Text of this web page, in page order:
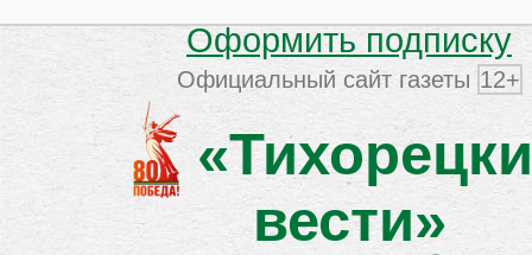
Оформить подписку
Официальный сайт газеты 12+
вести»